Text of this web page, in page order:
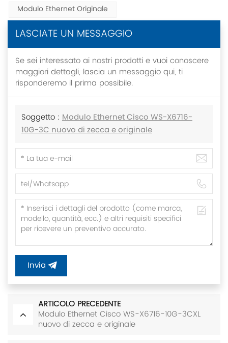
Modulo Ethernet Originale
LASCIATE UN MESSAGGIO
Se sei interessato ai nostri prodotti e vuoi conoscere
maggiori dettagli, lascia un messaggio qui, ti
risponderemo il prima possibile.
Soggetto : Modulo Ethernet Cisco WS-X6716-
10G-3C nuovo di zecca e originale
Invia
ARTICOLO PRECEDENTE
Modulo Ethernet Cisco WS-X6716-10G-3CXL
nuovo di zecca e originale